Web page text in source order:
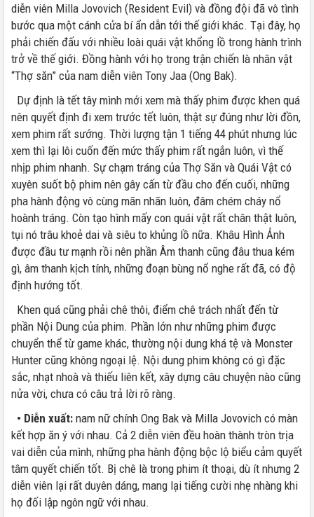
diễn viên Milla Jovovich (Resident Evil) và đồng đội đã vô tình
bước qua một cánh cửa bí ẩn dẫn tới thế giới khác. Tại đây, họ
phải chiến đấu với nhiều loài quái vật khổng lồ trong hành trình
trở về thế giới. Đồng hành với họ trong trận chiến là nhân vật
“Thợ săn” của nam diễn viên Tony Jaa (Ong Bak).
Dự định là tết tây mình mới xem mà thấy phim được khen quá
nên quyết định đi xem trước tết luôn, thật sự đúng như lời đồn,
xem phim rất sướng. Thời lượng tận 1 tiếng 44 phút nhưng lúc
xem thì lại lôi cuốn đến mức thấy phim rất ngắn luôn, vì thế
nhịp phim nhanh. Sự chạm tráng của Thợ Săn và Quái Vật có
xuyên suốt bộ phim nên gây cấn từ đầu cho đến cuối, những
pha hành động vô cùng mãn nhãn luôn, đâm chém cháy nổ
hoành tráng. Còn tạo hình mấy con quái vật rất chân thật luôn,
tụi nó trâu khoẻ dai và siêu to khủng lồ nữa. Khâu Hình Ảnh
được đầu tư mạnh rồi nên phần Âm thanh cũng đâu thua kém
gì, âm thanh kịch tính, những đoạn bùng nổ nghe rất đã, có độ
định hướng tốt.
Khen quá cũng phải chê thôi, điểm chê trách nhất đến từ
phần Nội Dung của phim. Phần lớn như những phim được
chuyển thể từ game khác, thường nội dung khá tệ và Monster
Hunter cũng không ngoại lệ. Nội dung phim không có gì đặc
sắc, nhạt nhoà và thiếu liên kết, xây dựng câu chuyện nào cũng
nửa vời, chưa có câu trả lời rõ ràng.
• Diễn xuất: nam nữ chính Ong Bak và Milla Jovovich có màn
kết hợp ăn ý với nhau. Cả 2 diễn viên đều hoàn thành tròn trịa
vai diễn của mình, những pha hành động bộc lộ biểu cảm quyết
tâm quyết chiến tốt. Bị chê là trong phim ít thoại, dù ít nhưng 2
diễn viên lại rất duyên dáng, mang lại tiếng cười nhẹ nhàng khi
họ đối lập ngôn ngữ với nhau.